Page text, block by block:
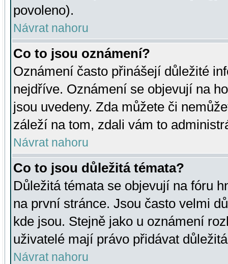
povoleno).
Návrat nahoru
Co to jsou oznámení?
Oznámení často přinášejí důležité
nejdříve. Oznámení se objevují na
jsou uvedeny. Zda můžete či
záleží na tom, zdali vám to
Návrat nahoru
Co to jsou důležitá témata?
Důležitá témata se objevují na fóru
na první stránce. Jsou často velmi
kde jsou. Stejně jako u oznámení
uživatelé mají právo přidávat
Návrat nahoru